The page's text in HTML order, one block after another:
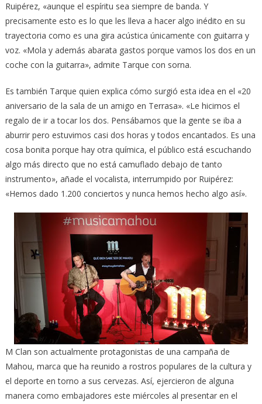
Ruipérez, «aunque el espíritu sea siempre de banda. Y
precisamente esto es lo que les lleva a hacer algo inédito en su
trayectoria como es una gira acústica únicamente con guitarra y
voz. «Mola y además abarata gastos porque vamos los dos en un
coche con la guitarra», admite Tarque con sorna.
Es también Tarque quien explica cómo surgió esta idea en el «20
aniversario de la sala de un amigo en Terrasa». «Le hicimos el
regalo de ir a tocar los dos. Pensábamos que la gente se iba a
aburrir pero estuvimos casi dos horas y todos encantados. Es una
cosa bonita porque hay otra química, el público está escuchando
algo más directo que no está camuflado debajo de tanto
instrumento», añade el vocalista, interrumpido por Ruipérez:
«Hemos dado 1.200 conciertos y nunca hemos hecho algo así».
M Clan son actualmente protagonistas de una campaña de
Mahou, marca que ha reunido a rostros populares de la cultura y
el deporte en torno a sus cervezas. Así, ejercieron de alguna
manera como embajadores este miércoles al presentar en el